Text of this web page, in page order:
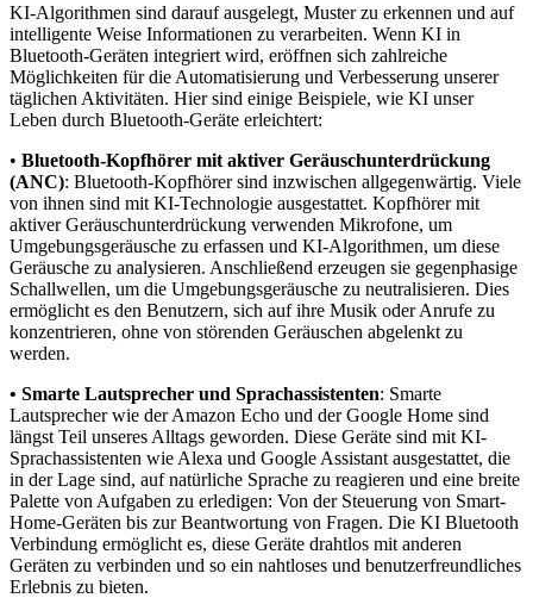
KI-Algorithmen sind darauf ausgelegt, Muster zu erkennen und auf
intelligente Weise Informationen zu verarbeiten. Wenn KI in
Bluetooth-Geräten integriert wird, eröffnen sich zahlreiche
Möglichkeiten für die Automatisierung und Verbesserung unserer
täglichen Aktivitäten. Hier sind einige Beispiele, wie KI unser
Leben durch Bluetooth-Geräte erleichtert:
• Bluetooth-Kopfhörer mit aktiver Geräuschunterdrückung
(ANC): Bluetooth-Kopfhörer sind inzwischen allgegenwärtig. Viele
von ihnen sind mit KI-Technologie ausgestattet. Kopfhörer mit
aktiver Geräuschunterdrückung verwenden Mikrofone, um
Umgebungsgeräusche zu erfassen und KI-Algorithmen, um diese
Geräusche zu analysieren. Anschließend erzeugen sie gegenphasige
Schallwellen, um die Umgebungsgeräusche zu neutralisieren. Dies
ermöglicht es den Benutzern, sich auf ihre Musik oder Anrufe zu
konzentrieren, ohne von störenden Geräuschen abgelenkt zu
werden.
• Smarte Lautsprecher und Sprachassistenten: Smarte
Lautsprecher wie der Amazon Echo und der Google Home sind
längst Teil unseres Alltags geworden. Diese Geräte sind mit KI-
Sprachassistenten wie Alexa und Google Assistant ausgestattet, die
in der Lage sind, auf natürliche Sprache zu reagieren und eine breite
Palette von Aufgaben zu erledigen: Von der Steuerung von Smart-
Home-Geräten bis zur Beantwortung von Fragen. Die KI Bluetooth
Verbindung ermöglicht es, diese Geräte drahtlos mit anderen
Geräten zu verbinden und so ein nahtloses und benutzerfreundliches
Erlebnis zu bieten.